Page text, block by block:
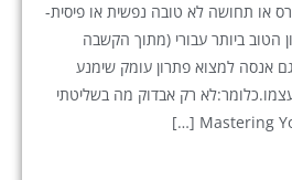
או תחושה לא טובה נפשית או פיסית-
הטוב ביותר עבורי (מתוך הקשבה
אנסה למצוא פתרון עומק שימנע
רק אבדוק מה בשליטתי